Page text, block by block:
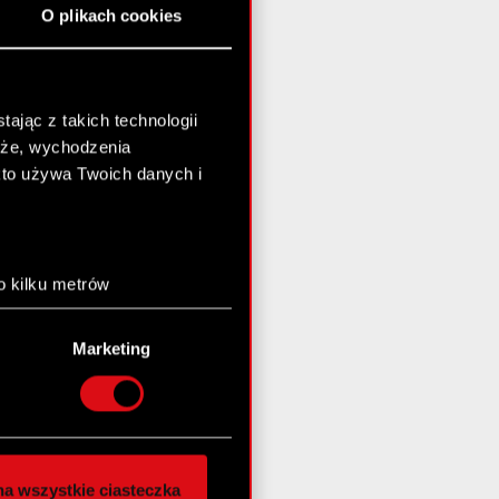
O plikach cookies
z takich technologii
wychodzenia
używa Twoich danych i
kilku metrów
(fingerprinting,
preferencje w
chwili.
i
Marketing
wszystkie ciasteczka